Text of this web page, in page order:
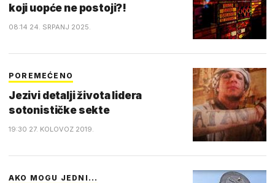
koji uopće ne postoji?!
08:14 24. SRPANJ 2025.
POREMEĆENO
Jezivi detalji života lidera
sotonističke sekte
19:30 27. KOLOVOZ 2019.
AKO MOGU JEDNI...